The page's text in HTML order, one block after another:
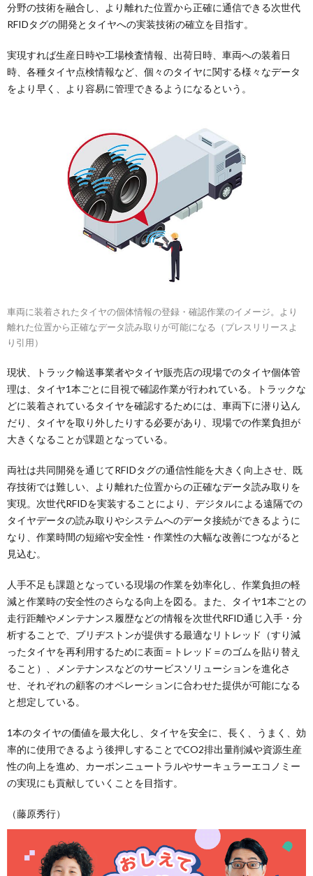
分野の技術を融合し、より離れた位置から正確に通信できる次世代
RFIDタグの開発とタイヤへの実装技術の確立を目指す。
実現すれば生産日時や工場検査情報、出荷日時、車両への装着日
時、各種タイヤ点検情報など、個々のタイヤに関する様々なデータ
をより早く、より容易に管理できるようになるという。
車両に装着されたタイヤの個体情報の登録・確認作業のイメージ。より
離れた位置から正確なデータ読み取りが可能になる（プレスリリースよ
り引用）
現状、トラック輸送事業者やタイヤ販売店の現場でのタイヤ個体管
理は、タイヤ1本ごとに目視で確認作業が行われている。トラックな
どに装着されているタイヤを確認するためには、車両下に潜り込ん
だり、タイヤを取り外したりする必要があり、現場での作業負担が
大きくなることが課題となっている。
両社は共同開発を通じてRFIDタグの通信性能を大きく向上させ、既
存技術では難しい、より離れた位置からの正確なデータ読み取りを
実現。次世代RFIDを実装することにより、デジタルによる遠隔での
タイヤデータの読み取りやシステムへのデータ接続ができるように
なり、作業時間の短縮や安全性・作業性の大幅な改善につながると
見込む。
人手不足も課題となっている現場の作業を効率化し、作業負担の軽
減と作業時の安全性のさらなる向上を図る。また、タイヤ1本ごとの
走行距離やメンテナンス履歴などの情報を次世代RFID通じ入手・分
析することで、ブリヂストンが提供する最適なリトレッド（すり減
ったタイヤを再利用するために表面＝トレッド＝のゴムを貼り替え
ること）、メンテナンスなどのサービスソリューションを進化さ
せ、それぞれの顧客のオペレーションに合わせた提供が可能になる
と想定している。
1本のタイヤの価値を最大化し、タイヤを安全に、長く、うまく、効
率的に使用できるよう後押しすることでCO2排出量削減や資源生産
性の向上を進め、カーボンニュートラルやサーキュラーエコノミー
の実現にも貢献していくことを目指す。
（藤原秀行）